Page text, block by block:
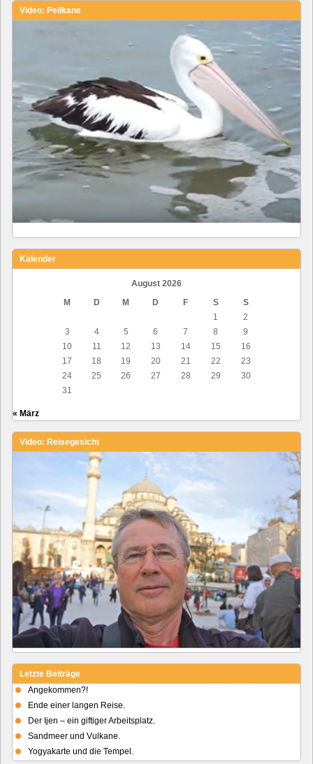
Video: Pelikane
Kalender
August 2026
M
D M D F S
S
1
2
3
4 5 6 7 8
9
10
11 12 13 14 15
16
17
18 19 20 21 22
23
24
25 26 27 28 29
30
31
« März
Video: Reisegesicht
Letzte Beiträge
Angekommen?!
Ende einer langen Reise.
Der Ijen – ein giftiger Arbeitsplatz.
Sandmeer und Vulkane.
Yogyakarte und die Tempel.